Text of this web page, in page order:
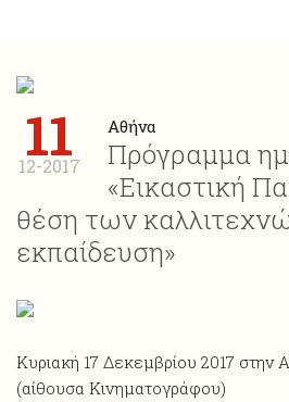
11
12-2017
Αθήνα
Πρόγραμμα
«Εικαστική
θέση των
εκπαίδευση»
Κυριακή 17 Δεκεμβρίου 2017
(αίθουσα Κινηματογράφου)